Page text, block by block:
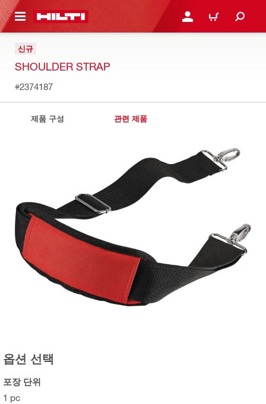
으로 건너뛰기 로그인 또는 회원가입
장바구니
신규
SHOULDER STRAP
#2374187
제품 구성 관련 제품
옵션 선택
포장 단위
1 pc